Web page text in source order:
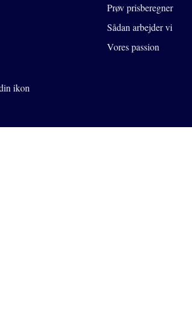
Prøv prisberegner
Sådan arbejder vi
Vores passion